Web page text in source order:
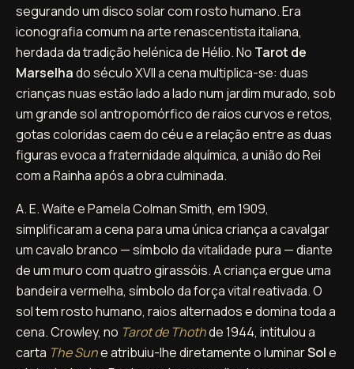
segurando um disco solar com rosto humano. Era
iconografia comum na arte renascentista italiana,
herdada da tradição helénica de Hélio. No Tarot de
Marselhado século XVII a cena multiplica-se: duas
crianças nuas estão lado a lado num jardim murado, sob
um grande sol antropomórfico de raios curvos e retos,
gotas coloridas caem do céu e a relação entre as duas
figuras evoca a fraternidade alquímica, a união do Rei
com a Rainha após a obra culminada.
A. E. Waite e Pamela Colman Smith, em 1909,
simplificaram a cena para uma única criança a cavalgar
um cavalo branco — símbolo da vitalidade pura — diante
de um muro com quatro girassóis. A criança ergue uma
bandeira vermelha, símbolo da força vital reativada. O
sol tem rosto humano, raios alternados e domina toda a
cena. Crowley, no Tarot de Thothde 1944, intitulou a
carta The Sune atribuiu-lhe diretamente o luminarSole